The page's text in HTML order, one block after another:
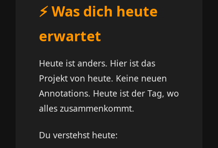
⚡ Was dich heute
erwartet
Heute ist anders. Hier ist das
Projekt von heute. Keine neuen
Annotations. Heute ist der Tag, wo
alles zusammenkommt.
Du verstehst heute: